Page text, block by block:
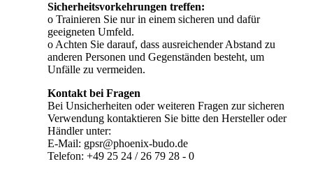
Sicherheitsvorkehrungen treffen:
o Trainieren Sie nur in einem sicheren und dafür
geeigneten Umfeld.
o Achten Sie darauf, dass ausreichender Abstand zu
anderen Personen und Gegenständen besteht, um
Unfälle zu vermeiden.
Kontakt bei Fragen
Bei Unsicherheiten oder weiteren Fragen zur sicheren
Verwendung kontaktieren Sie bitte den Hersteller oder
Händler unter:
E-Mail: gpsr@phoenix-budo.de
Telefon: +49 25 24 / 26 79 28 - 0